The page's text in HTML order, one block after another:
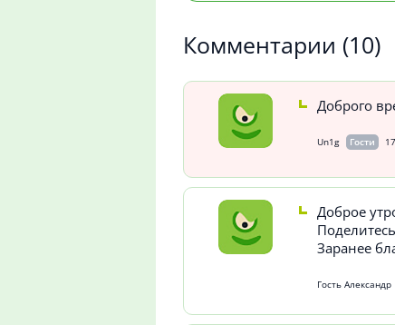
Комментарии (10)
Доброго
Un1g Гости
Доброе
Заранее
Гость Александр